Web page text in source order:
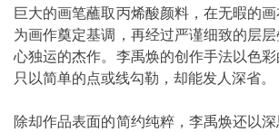
巨大的画笔蘸取丙烯酸颜料，在无暇的画
为画作奠定基调，再经过严谨细致的层
心独运的杰作。李禹焕的创作手法以色彩
只以简单的点或线勾勒，却能发人深省。
除却作品表面的简约纯粹，李禹焕还以